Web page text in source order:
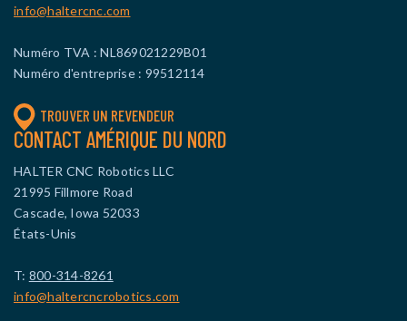
info@haltercnc.com
Numéro TVA : NL869021229B01
Numéro d'entreprise : 99512114
TROUVER UN REVENDEUR
CONTACT AMÉRIQUE DU NORD
HALTER CNC Robotics LLC
21995 Fillmore Road
Cascade, Iowa 52033
États-Unis
T: 800-314-8261
info@haltercncrobotics.com